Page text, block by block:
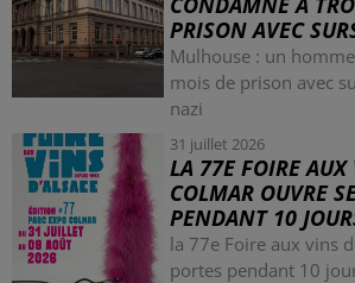
PRISON AVEC
Mulhouse : un
mois de prison avec
nazi
31 juillet 2026
LA 77E FOIRE
COLMAR OUVRE
PENDANT 10
la 77e Foire aux vins
portes pendant 10